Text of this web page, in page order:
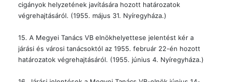
cigányok helyzetének javítására hozott határozatok
végrehajtásáról. (1955. május 31. Nyíregyháza.)
15. A Megyei Tanács VB elnökhelyettese jelentést kér a
járási és városi tanácsoktól az 1955. február 22-én hozott
határozatok végrehajtásáról. (1955. június 4. Nyíregyháza.)